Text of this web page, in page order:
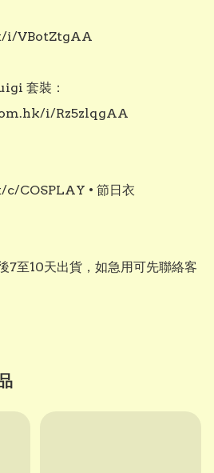
i/VBotZtgAA
套裝：
i/Rz5zlqgAA
COSPLAY • 節日衣
7至10天出貨，如急用可先聯絡客